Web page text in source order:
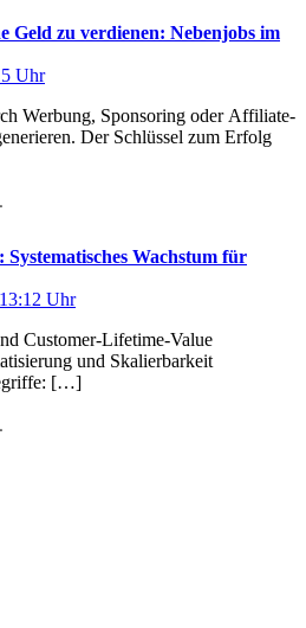
Geld zu verdienen: Nebenjobs im
Uhr
Werbung, Sponsoring o‬der Affiliate-
D‬er Schlüssel z‬um Erfolg
Wachstum für
Uhr
Customer-Lifetime-Value
u‬nd Skalierbarkeit
[…]